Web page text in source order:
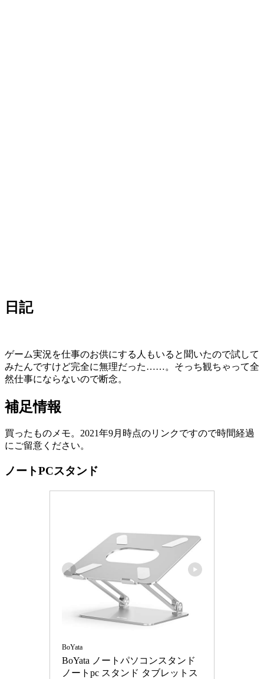
日記
ゲーム実況を仕事のお供にする人もいると聞いたので試して
みたんですけど完全に無理だった……。そっち観ちゃって全
然仕事にならないので断念。
補足情報
買ったものメモ。2021年9月時点のリンクですので時間経過
にご留意ください。
ノートPCスタンド
BoYata
BoYata ノートパソコンスタンド
ノートpc スタンド タブレットス